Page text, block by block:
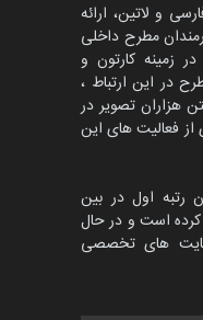
و لاتین، ارائه
مطرح داخلی
زمینه کارتون و
در این ارتباط ،
هزاران تصویر در
فعالیت های این
رتبه اول در بین
است و در حال
سایت های تخصصی